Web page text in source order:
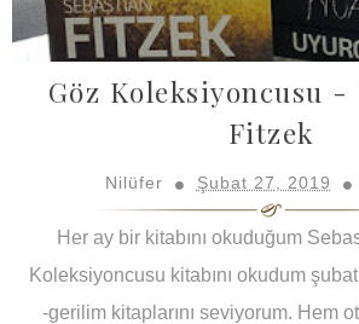
Göz Koleksiyoncusu -
Fitzek
Nilüfer Şubat 27, 2019
Her ay bir kitabını okuduğum
Koleksiyoncusu kitabını okudum
-gerilim kitaplarını seviyorum. Hem